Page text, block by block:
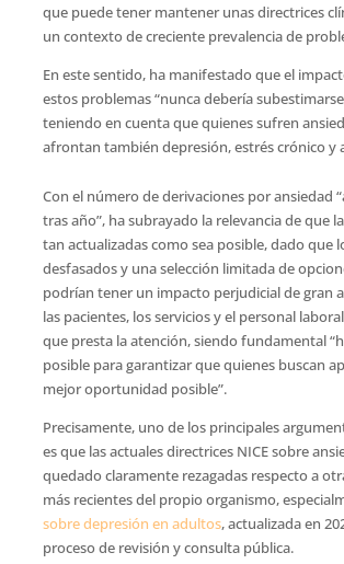
que puede tener mantener unas directrices
un contexto de creciente prevalencia de
En este sentido, ha manifestado que el
estos problemas “nunca debería
teniendo en cuenta que quienes sufren
afrontan también depresión, estrés crónico y
Con el número de derivaciones por ansiedad
tras año”, ha subrayado la relevancia de que
tan actualizadas como sea posible, dado que
desfasados y una selección limitada de
podrían tener un impacto perjudicial de gran
las pacientes, los servicios y el personal
que presta la atención, siendo fundamental
posible para garantizar que quienes buscan
mejor oportunidad posible”.
Precisamente, uno de los principales
es que las actuales directrices NICE sobre
quedado claramente rezagadas respecto a
más recientes del propio organismo,
sobre depresión en adultos, actualizada en
proceso de revisión y consulta pública.